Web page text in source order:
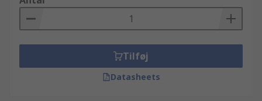
Mekaniske produkter og værktøj sortiment. RS'
udvalg af Mekaniske produkter og værktøj
produkter inkluderer Værktøj og Værktøj, som
alle kan leveres hurtigt og effektivt. Hvis du har
brug for information eller hjælp til dine
produkter, står vores tekniske team klar til at
Tilføj
Datasheets